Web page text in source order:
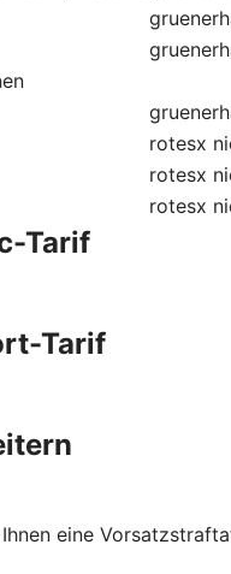
rotesx
rotesx
rotesx
Tarif
Tarif
eine